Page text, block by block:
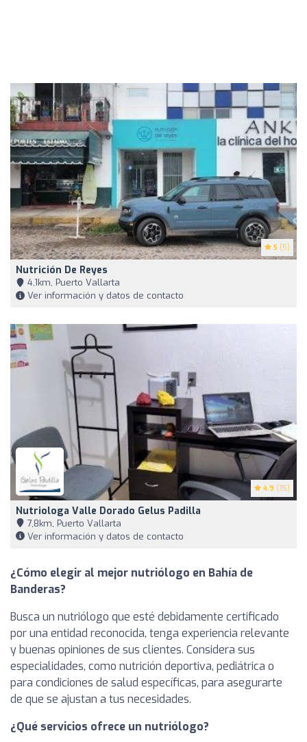
5 (5)
Nutrición De Reyes
4,1km, Puerto Vallarta
Ver información y datos de contacto
4.9 (75)
Nutriologa Valle Dorado Gelus Padilla
7,8km, Puerto Vallarta
Ver información y datos de contacto
¿Cómo elegir al mejor nutriólogo en Bahía de
Banderas?
Busca un nutriólogo que esté debidamente certificado
por una entidad reconocida, tenga experiencia relevante
y buenas opiniones de sus clientes. Considera sus
especialidades, como nutrición deportiva, pediátrica o
para condiciones de salud específicas, para asegurarte
de que se ajustan a tus necesidades.
¿Qué servicios ofrece un nutriólogo?